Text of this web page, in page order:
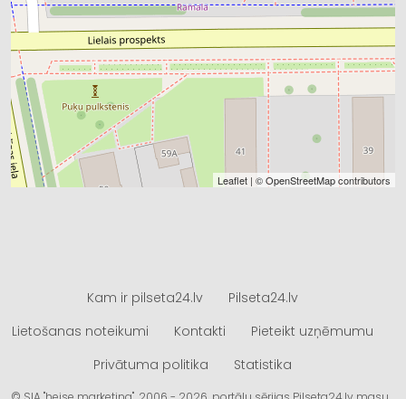
Leaflet | ©OpenStreetMapcontributors
Kam ir pilseta24.lv
Pilseta24.lv
Lietošanas noteikumi
Kontakti
Pieteikt uzņēmumu
Privātuma politika
Statistika